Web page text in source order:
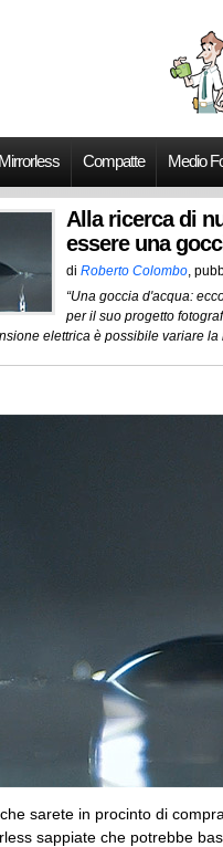
Mirrorless Compatte Medio
Alla ricerca di
essere una
di Roberto Colombo,
“Una goccia d'acqua:
per il suo progetto
elettrica è possibile variare la
sarete in procinto di
sappiate che potrebbe